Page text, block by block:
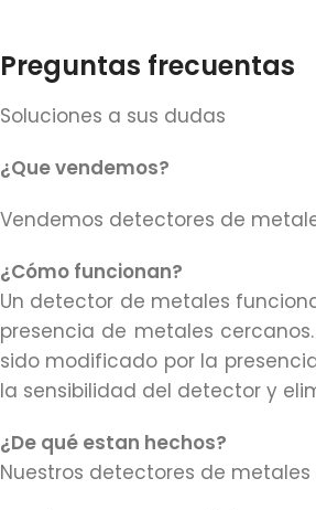
Preguntas frecuentas
Soluciones a sus dudas
¿Que vendemos?
Vendemos detectores de
¿Cómo funcionan?
Un detector de metales
presencia de metales
sido modificado por la
la sensibilidad del detector y
¿De qué estan hechos?
Nuestros detectores de